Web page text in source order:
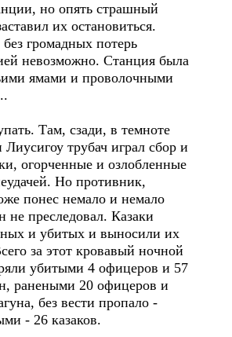
но опять страшный
их остановиться.
громадных потерь
невозможно. Станция была
ямами и проволочными
Там, сзади, в темноте
трубач играл сбор и
огорченные и озлобленные
Но противник,
понес немало и немало
не преследовал. Казаки
и убитых и выносили их
за этот кровавый ночной
убитыми 4 офицеров и 57
ранеными 20 офицеров и
без вести пропало -
- 26 казаков.